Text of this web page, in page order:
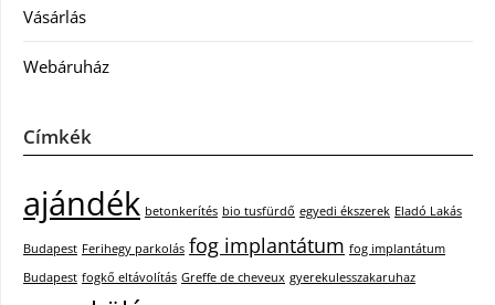
Vásárlás
Webáruház
Címkék
ajándék betonkerítés bio tusfürdő egyedi ékszerek Eladó Lakás
Budapest Ferihegy parkolás fog implantátum fog implantátum
Budapest fogkő eltávolítás Greffe de cheveux gyerekulesszakaruhaz